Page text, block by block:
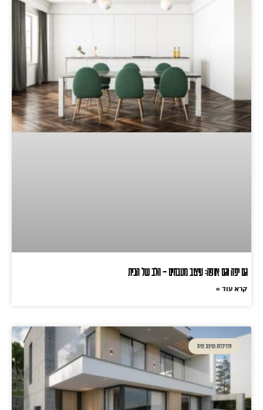
גם יפה וגם אופה: עיצוב מטבחים – הלב של הבית
קרא עוד »
אדריכלות ועיצוב פנים